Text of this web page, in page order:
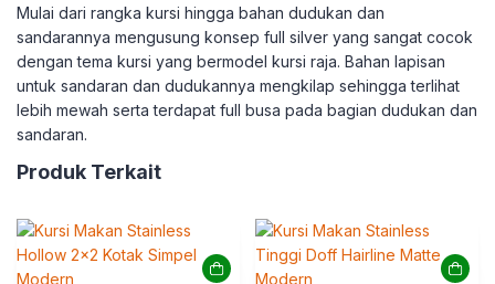
Mulai dari rangka kursi hingga bahan dudukan dan
sandarannya mengusung konsep full silver yang sangat cocok
dengan tema kursi yang bermodel kursi raja. Bahan lapisan
untuk sandaran dan dudukannya mengkilap sehingga terlihat
lebih mewah serta terdapat full busa pada bagian dudukan dan
sandaran.
Produk Terkait